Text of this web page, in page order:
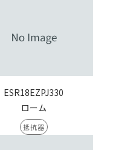
ESR18EZPJ330
ローム
抵抗器